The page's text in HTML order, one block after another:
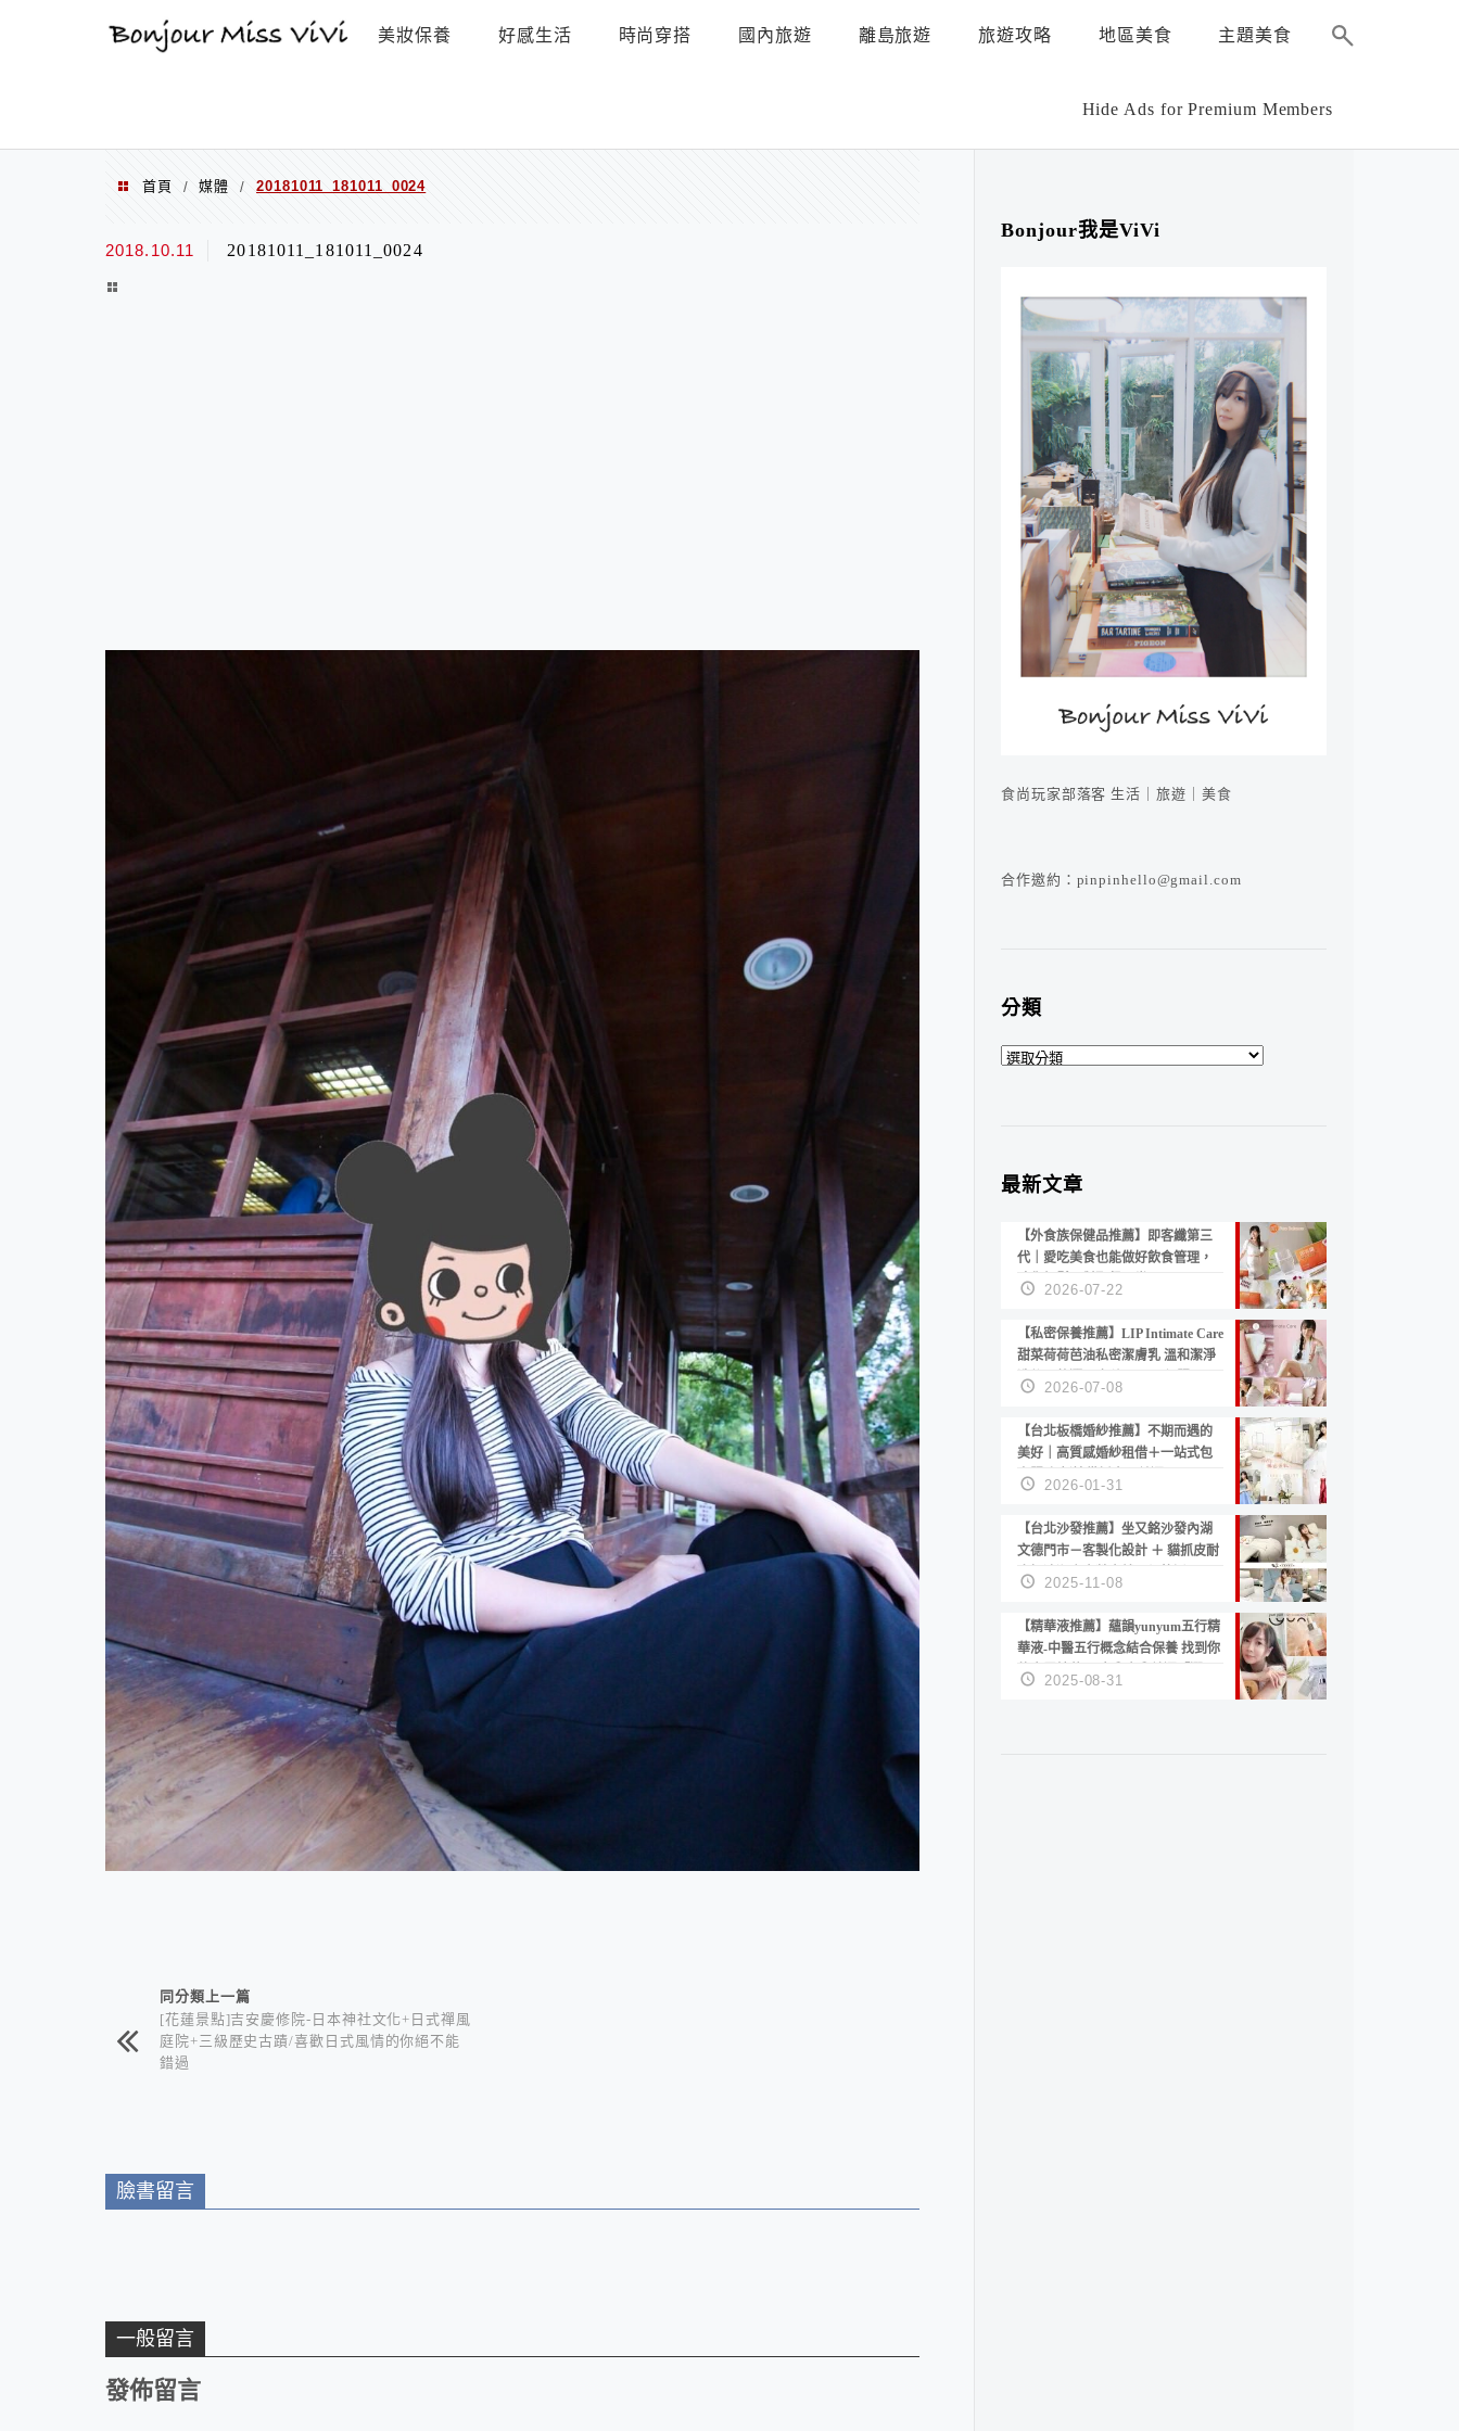
美妝保養 好感生活 時尚穿搭 國內旅遊 離島旅遊 旅遊攻略 地區美食 主題美食
Hide Ads for Premium Members
首頁 / 媒體 / 20181011_181011_0024
2018.10.11 20181011_181011_0024
相連文章同分類上一篇
[花蓮景點]吉安慶修院-日本神社文化+日式禪風
庭院+三級歷史古蹟/喜歡日式風情的你絕不能
錯過
臉書留言
一般留言
發佈留言
Bonjour我是ViVi
食尚玩家部落客 生活｜旅遊｜美食
合作邀約：pinpinhello@gmail.com
分類
分
最新文章
【外食族保健品推薦】即客纖第三
代｜愛吃美食也能做好飲食管理，
陪你輕鬆面對聚餐日常！
2026-07-22
【私密保養推薦】LIP Intimate Care
甜菜荷荷芭油私密潔膚乳 溫和潔淨
洗後不乾澀 不起泡反而更舒服！
2026-07-08
【台北板橋婚紗推薦】不期而遇的
美好｜高質感婚紗租借＋一站式包
套服務 新娘備婚省心首選！
2026-01-31
【台北沙發推薦】坐又銘沙發內湖
文德門市－客製化設計 ＋ 貓抓皮耐
磨好清潔｜直營直銷、價格透明
高CP值打造夢想居家風格
2025-11-08
【精華液推薦】蘊韻yunyum五行精
華液-中醫五行概念結合保養 找到你
的專屬精華！ 水㊀土㊀就選「潤・
賦精華」維持肌膚剛剛好的平衡
2025-08-31